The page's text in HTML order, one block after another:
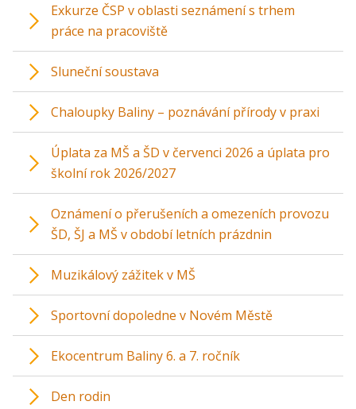
Exkurze ČSP v oblasti seznámení s trhem
práce na pracoviště
Sluneční soustava
Chaloupky Baliny – poznávání přírody v praxi
Úplata za MŠ a ŠD v červenci 2026 a úplata pro
školní rok 2026/2027
Oznámení o přerušeních a omezeních provozu
ŠD, ŠJ a MŠ v období letních prázdnin
Muzikálový zážitek v MŠ
Sportovní dopoledne v Novém Městě
Ekocentrum Baliny 6. a 7. ročník
Den rodin